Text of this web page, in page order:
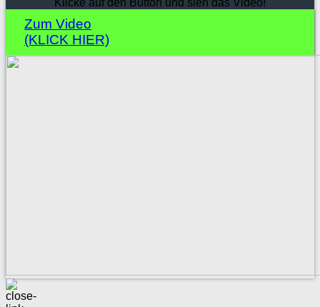
Klicke auf den Button und sieh das Video!
Zum Video
(KLICK HIER)